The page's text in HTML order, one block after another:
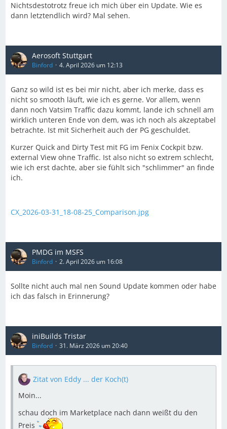
Nichtsdestotrotz freue ich mich über ein Update. Wie es
dann letztendlich wird? Mal sehen.
Aerosoft Stuttgart
Binford 4. April 2026 um 12:13
Ganz so wild ist es bei mir nicht, aber ich merke, dass es
nicht so smooth läuft, wie ich es gerne. Vor allem, wenn
dann noch Vatsim Traffic dazu kommt, lande ich schnell am
wirklich unteren Ende von dem, was ich noch als akzeptabel
betrachte. Ist mit Sicherheit auch der PG geschuldet.
Kurzer Quick and Dirty Test mit FG im Fenix Cockpit bzw.
external View ohne Traffic. Ist also nicht so extrem schlecht,
wie ich erst dachte, aber sie fühlt sich "schlimmer" an finde
ich.
CX_2026-03-31_18-08-25_Comparison.jpg
PMDG im MSFS
Binford 2. April 2026 um 16:08
Sollte nicht auch mal nen Sound Update kommen oder habe
ich das falsch in Erinnerung?
iniBuilds Tristar
Binford 31. März 2026 um 20:40
Zitat von Eddy ... der Koch(t)
Moin...
schau doch im Marketplace nach dann weißt du den
Preis